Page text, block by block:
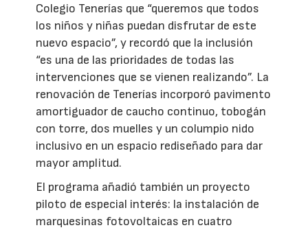
Colegio Tenerías que “queremos que todos
los niños y niñas puedan disfrutar de este
nuevo espacio”, y recordó que la inclusión
“es una de las prioridades de todas las
intervenciones que se vienen realizando”. La
renovación de Tenerías incorporó pavimento
amortiguador de caucho continuo, tobogán
con torre, dos muelles y un columpio nido
inclusivo en un espacio rediseñado para dar
mayor amplitud.
El programa añadió también un proyecto
piloto de especial interés: la instalación de
marquesinas fotovoltaicas en cuatro